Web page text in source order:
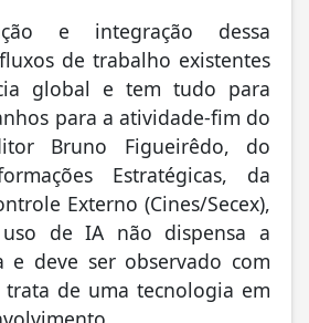
e integração dessa
de trabalho existentes
global e tem tudo para
para a atividade-fim do
Bruno Figueirêdo, do
Estratégicas, da
Externo (Cines/Secex),
de IA não dispensa a
e deve ser observado com
trata de uma tecnologia em